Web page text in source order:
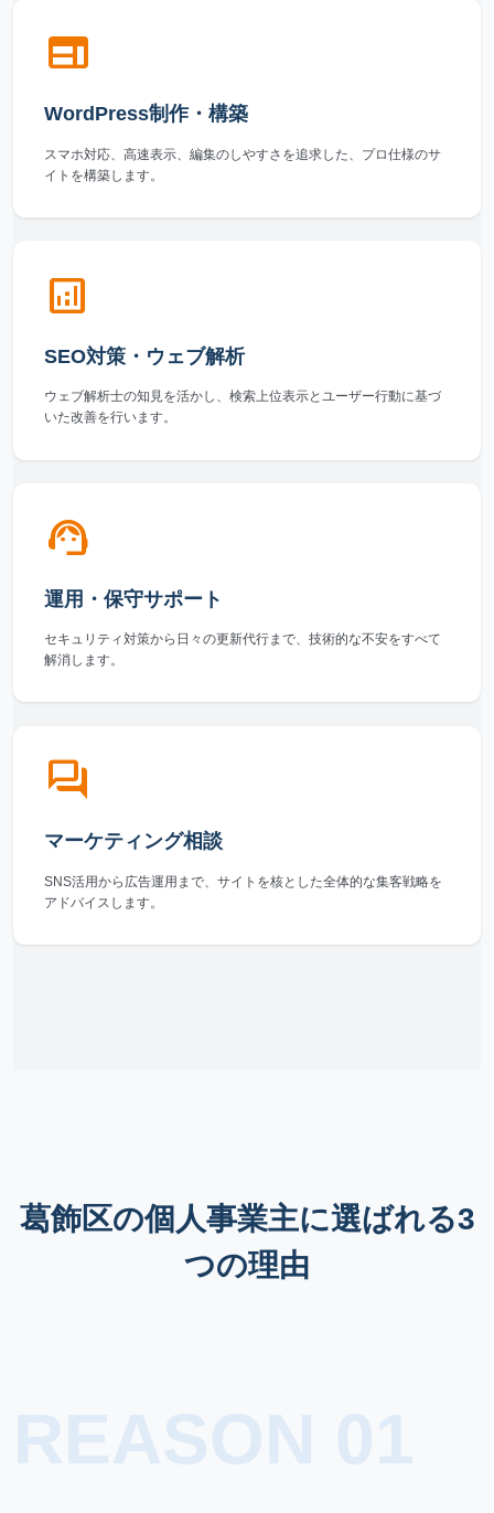
web
WordPress制作・構築
スマホ対応、高速表示、編集のしやすさを追求した、プロ仕様のサ
イトを構築します。
analytics
SEO対策・ウェブ解析
ウェブ解析士の知見を活かし、検索上位表示とユーザー行動に基づ
いた改善を行います。
support_agent
運用・保守サポート
セキュリティ対策から日々の更新代行まで、技術的な不安をすべて
解消します。
forum
マーケティング相談
SNS活用から広告運用まで、サイトを核とした全体的な集客戦略を
アドバイスします。
葛飾区の個人事業主に選ばれる3
つの理由
REASON 01